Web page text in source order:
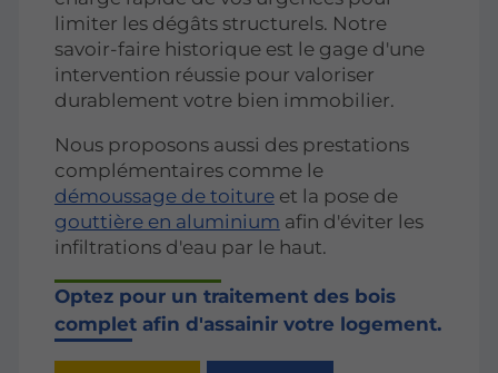
limiter les dégâts structurels. Notre
savoir-faire historique est le gage d'une
intervention réussie pour valoriser
durablement votre bien immobilier.
Nous proposons aussi des prestations
complémentaires comme le
démoussage de toitureet la pose de
gouttière en aluminium afin d'éviter les
infiltrations d'eau par le haut.
Optez pour un traitement des bois
complet afin d'assainir votre logement.